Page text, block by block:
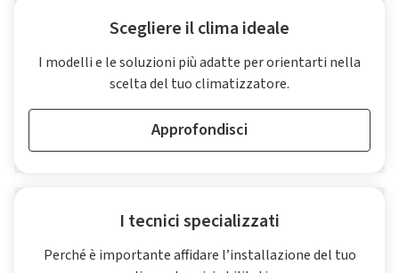
Scegliere il clima ideale
I modelli e le soluzioni più adatte per orientarti nella
scelta del tuo climatizzatore.
Approfondisci
I tecnici specializzati
Perché è importante affidare l’installazione del tuo